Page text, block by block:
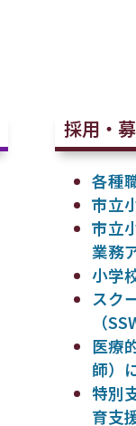
採用・
各種
市立
市立
業務
小学
スク
（
医療
師）
特別
育支